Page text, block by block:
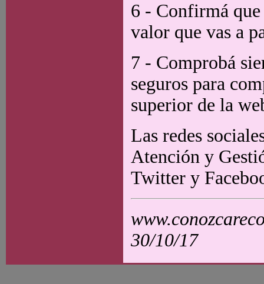
6 - Confirmá
valor que vas a
7 - Comprobá
seguros para
superior de la
Las redes
Atención y
Twitter y
30/10/17